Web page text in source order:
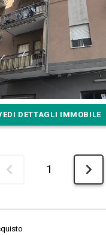
DETTAGLI IMMOBILE
1